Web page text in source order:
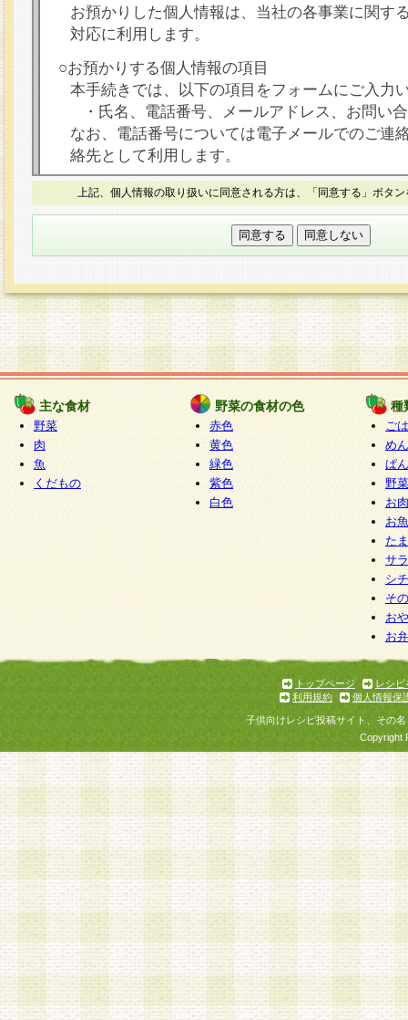
お預かりした個人情報は、当社の各事業に関す
対応に利用します。
○お預かりする個人情報の項目
本手続きでは、以下の項目をフォームにご入力
・氏名、電話番号、メールアドレス、お問い
なお、電話番号については電子メールでのご連
絡先として利用します。
○本人が容易に認識できない方法による個人情報
本フォームでは、セッション管理のためCookie
○個人情報の第三者提供について
力いただく個人情報は第三者に提供しません。
○個人情報の委託について
個人情報の取り扱いを外部に委託する場合は、
情報管理基準を満たす企業を選定して委託を行
が行われるよう監督します。
○開示対象個人情報の開示等および問い合わせ窓口
本人からの求めにより、当社が本件により取得
報の利用目的の通知・開示・内容の訂正・追加
停止・消去及び第三者への提供の禁止（以下、
といいます。）に応じます。
開示等に応じる窓口は以下になります。
ぱくすく食堂個人情報お客様相談窓口 paku-
m
個人情報を与えることは任意ですが、個人情報
意をいただけない場合には、当社のサービスの
お問い合わせ・ご相談への対応ができない場合
上記、個人情報の取り扱いに同意される方は、「同意する」ボタ
主な食材
野菜
肉
魚
くだもの
野菜の食材の色
赤色
黄色
緑色
紫色
白色
種
ご
めん
ぱん
野
お
お
た
サ
シ
そ
お
お
トップページ
レシピ
利用規約
個人情報保
子供向けレシピ投稿サイト、その
Copyright